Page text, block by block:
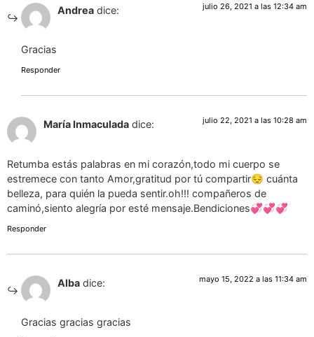
Andrea dice: julio 26, 2021 a las 12:34 am
Gracias
Responder
María Inmaculada dice: julio 22, 2021 a las 10:28 am
Retumba estás palabras en mi corazón,todo mi cuerpo se
estremece con tanto Amor,gratitud por tú compartir😔 cuánta
belleza, para quién la pueda sentir.oh!!! compañeros de
caminó,siento alegría por esté mensaje.Bendiciones💞💞💞
Responder
Alba dice: mayo 15, 2022 a las 11:34 am
Gracias gracias gracias